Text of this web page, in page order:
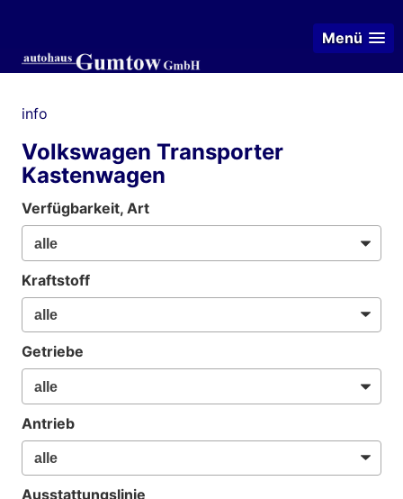
Menü
info
Volkswagen Transporter
Kastenwagen
Verfügbarkeit, Art
Kraftstoff
Getriebe
Antrieb
Ausstattungslinie